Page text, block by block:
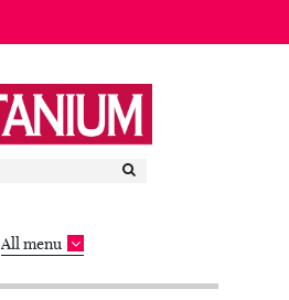
All menu